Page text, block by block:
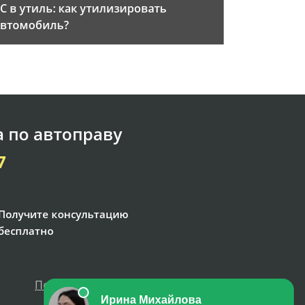
в утиль: как утилизировать
по автоправу
консультацию
Политика персональных данных